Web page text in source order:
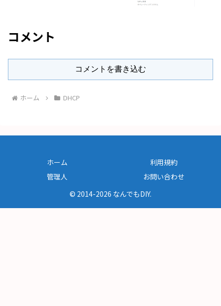
コメント
コメントを書き込む
ホーム DHCP
ホーム
利用規約
管理人
お問い合わせ
© 2014-2026 なんでもDIY.